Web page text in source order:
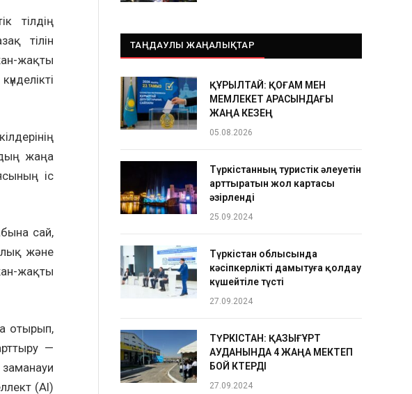
тілдің
тілін
жақты
жаңа
іс
сай,
және
жақты
отырып,
—
(AI)
ТАҢДАУЛЫ ЖАҢАЛЫҚТАР
ҚҰРЫЛТАЙ: ҚОҒАМ МЕН
МЕМЛЕКЕТ АРАСЫНДАҒЫ
ЖАҢА КЕЗЕҢ
05.08.2026
Түркістанның туристік әлеуетін
арттыратын жол картасы
әзірленді
25.09.2024
Түркістан облысында
кәсіпкерлікті дамытуға қолдау
күшейтіле түсті
27.09.2024
ТҮРКІСТАН: ҚАЗЫҒҰРТ
АУДАНЫНДА 4 ЖАҢА МЕКТЕП
БОЙ КӨТЕРДІ
27.09.2024